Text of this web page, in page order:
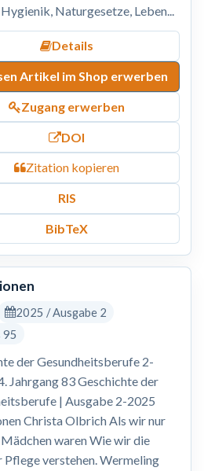
Naturgesetze, Leben...
Details
Artikel im Shop erwerben
Zugang erwerben
DOI
Zitation kopieren
RIS
BibTeX
2025 / Ausgabe 2
95
der Gesundheitsberufe 2-
Jahrgang 83 Geschichte der
| Ausgabe 2-2025
Christa Olbrich Als wir nur
waren Wie wir die
Pflege verstehen. Wermeling